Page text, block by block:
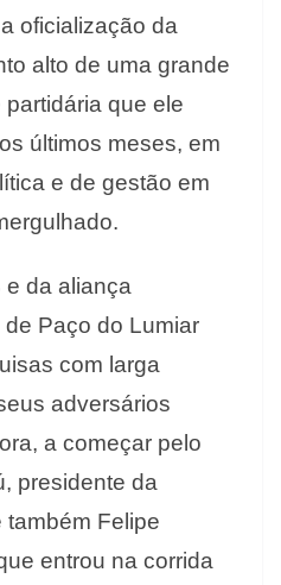
oficialização da
alto de uma grande
que ele
últimos meses, em
e de gestão em
e da aliança
Paço do Lumiar
com larga
adversários
a começar pelo
presidente da
também Felipe
entrou na corrida